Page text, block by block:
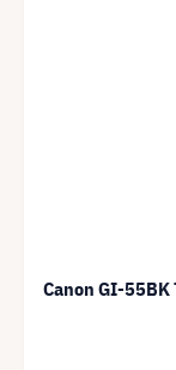
Canon GI-